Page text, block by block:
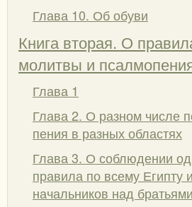
Глава 10. Об обуви
Книга вторая. О
молитвы и
Глава 1
Глава 2. О разном числе
пения в разных областях
Глава 3. О соблюдении
правила по всему Египту
начальников над братьями